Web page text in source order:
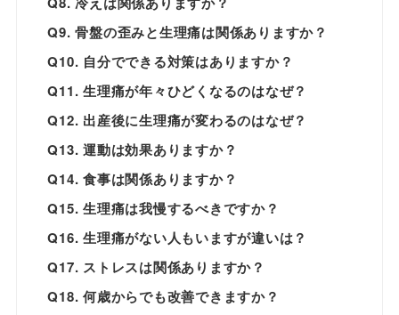
Q9. 骨盤の歪みと生理痛は関係ありますか？
Q10. 自分でできる対策はありますか？
Q11. 生理痛が年々ひどくなるのはなぜ？
Q12. 出産後に生理痛が変わるのはなぜ？
Q13. 運動は効果ありますか？
Q14. 食事は関係ありますか？
Q15. 生理痛は我慢するべきですか？
Q16. 生理痛がない人もいますが違いは？
Q17. ストレスは関係ありますか？
Q18. 何歳からでも改善できますか？